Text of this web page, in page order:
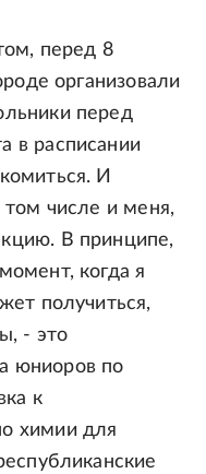
перед 8
организовали
перед
в расписании
И
том числе и меня,
В принципе,
когда я
получиться,
- это
юниоров по
к
химии для